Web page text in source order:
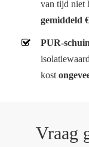
van tijd niet
gemiddeld
PUR-
kost
Vraag